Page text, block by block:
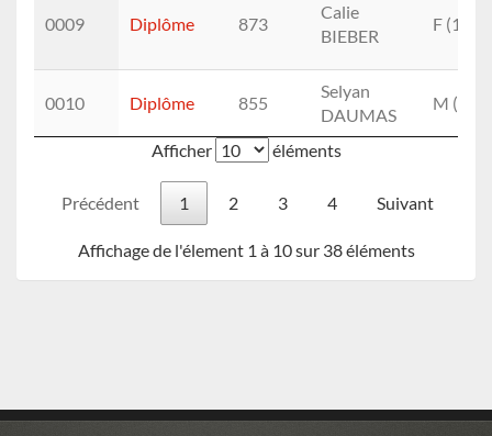
0009 Diplôme 873
Calie
BIEBER
F (1.)
0010 Diplôme 855
Selyan
DAUMAS
M (9.)
Afficher éléments
Précédent 1 2 3 4 Suivant
Affichage de l'élement 1 à 10 sur 38 éléments